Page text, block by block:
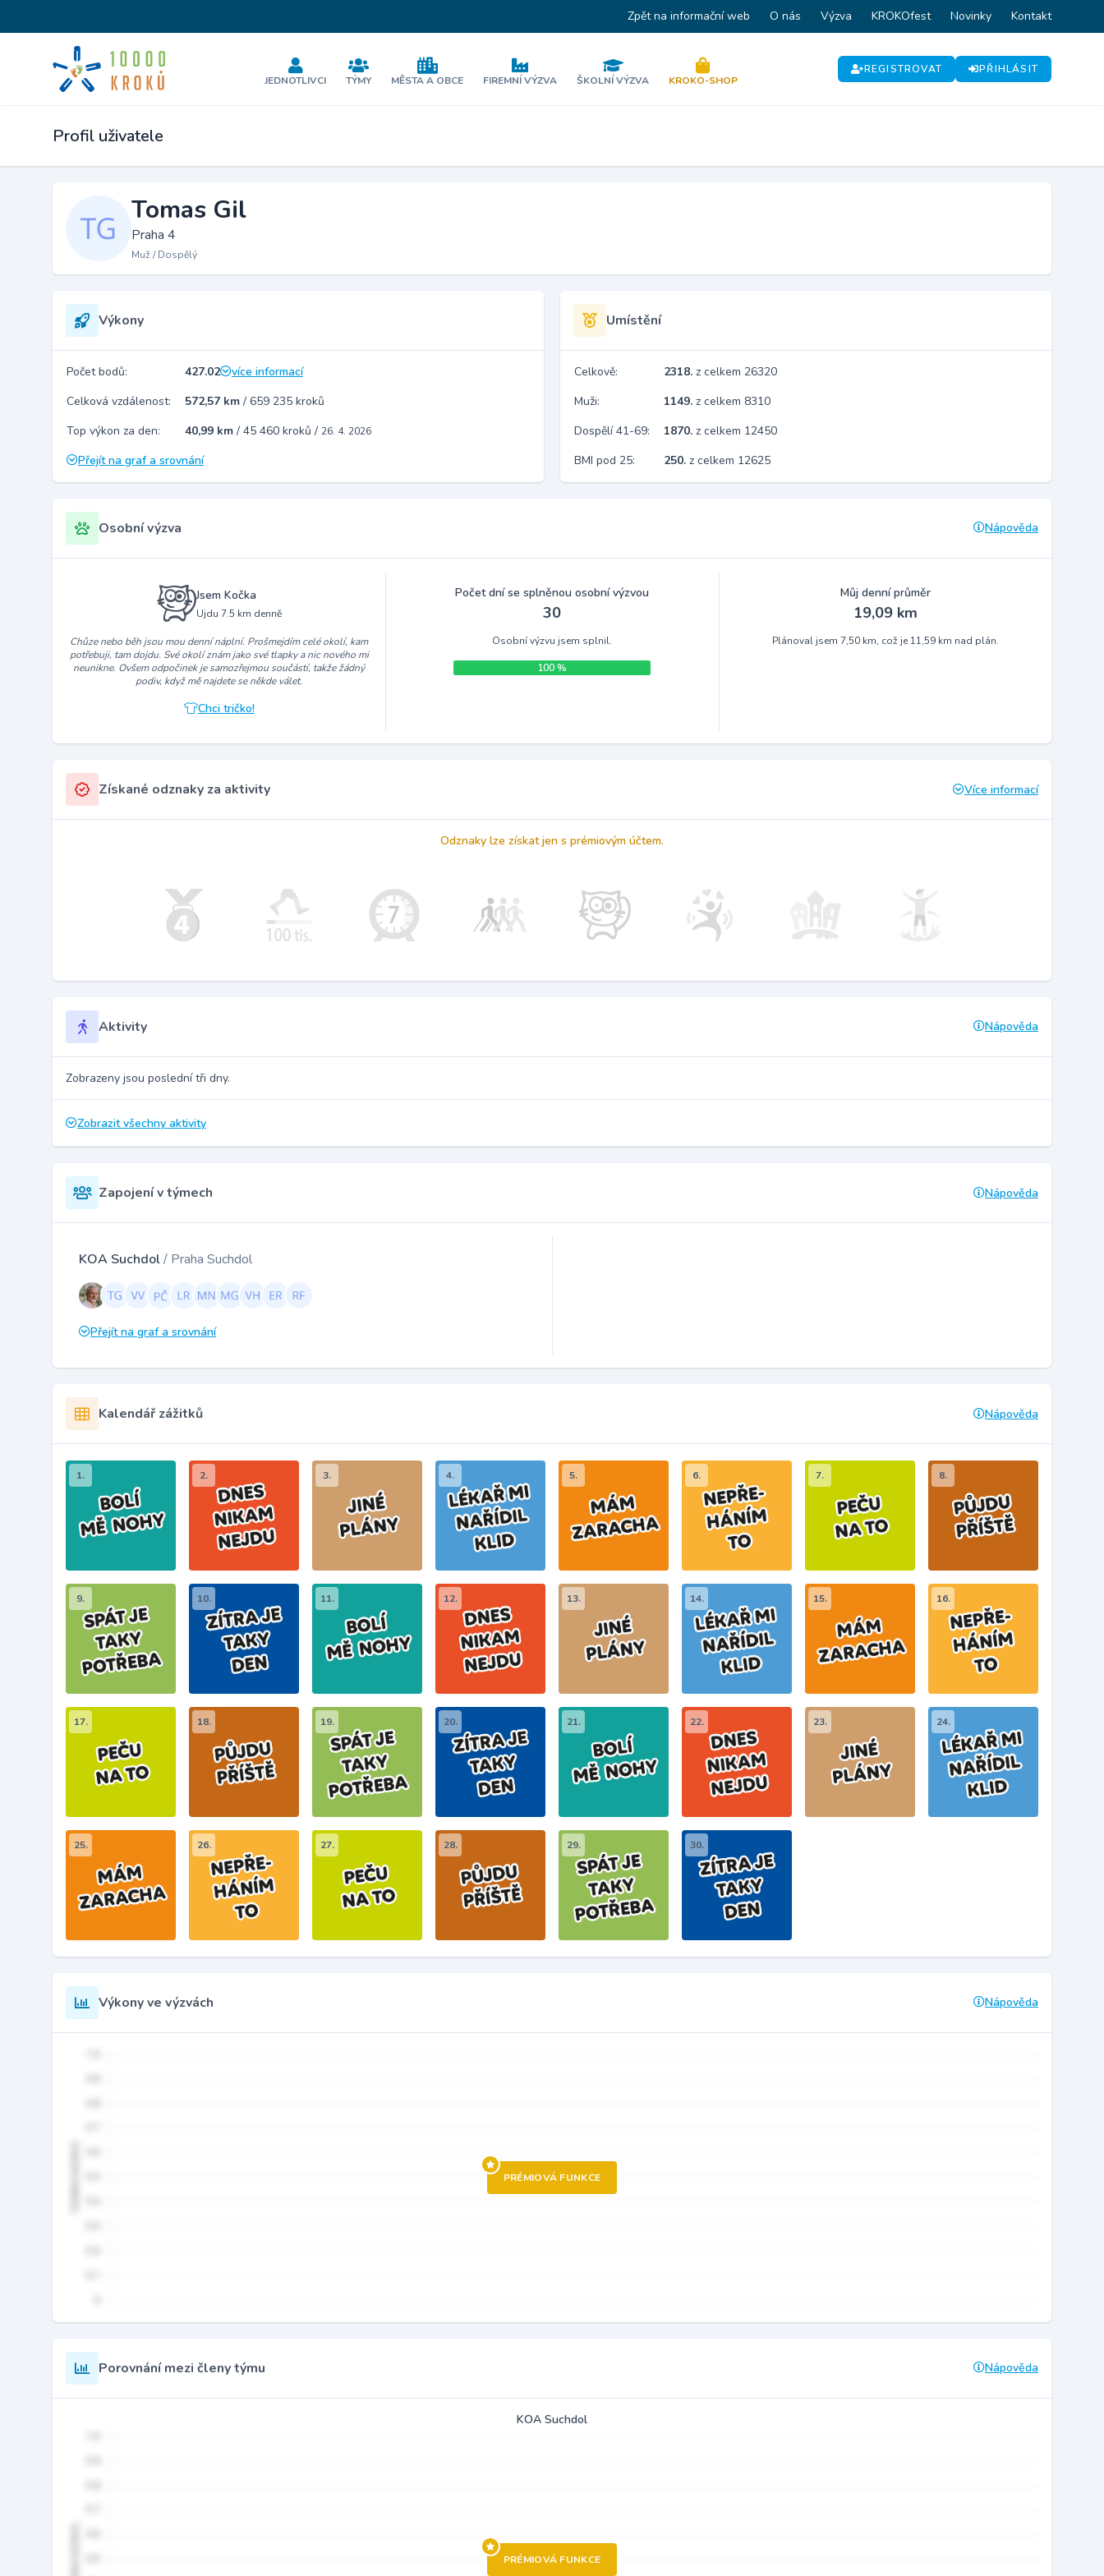
Zpět na informační web O nás Výzva KROKOfest Novinky Kontakt
JEDNOTLIVCI TÝMY MĚSTA A OBCE FIREMNÍ VÝZVA ŠKOLNÍ VÝZVA KROKO-SHOP
REGISTROVAT PŘIHLÁSIT
Profil uživatele
Tomas Gil
Praha 4
Muž / Dospělý
Výkony
Počet bodů: 427.02
více informací
Celková vzdálenost:
572,57 km / 659 235 kroků
Top výkon za den:
40,99 km / 45 460 kroků / 26. 4. 2026
Přejít na graf a srovnání
Umístění
Celkově: 2318. z celkem 26320
Muži:
1149. z celkem 8310
Dospělí 41-69:
1870. z celkem 12450
BMI pod 25:
250. z celkem 12625
Osobní výzva Nápověda
Jsem Kočka
Ujdu 7.5 km denně
Chůze nebo běh jsou mou denní náplní. Prošmejdím celé okolí, kam
potřebuji, tam dojdu. Své okolí znám jako své tlapky a nic nového mi
neunikne. Ovšem odpočinek je samozřejmou součástí, takže žádný
podiv, když mě najdete se někde válet.
Chci tričko!
Počet dní se splněnou osobní výzvou
30
Osobní výzvu jsem splnil.
100 %
Můj denní průměr
19,09 km
Plánoval jsem 7,50 km, což je 11,59 km nad plán.
Získané odznaky za aktivity Více informací
Odznaky lze získat jen s prémiovým účtem.
Aktivity Nápověda
Zobrazeny jsou poslední tři dny.
Zobrazit všechny aktivity
Zapojení v týmech Nápověda
KOA Suchdol/ Praha Suchdol
Přejít na graf a srovnání
Kalendář zážitků Nápověda
1. 2. 3. 4. 5. 6. 7. 8.
9. 10. 11. 12. 13. 14. 15. 16.
17. 18. 19. 20. 21. 22. 23. 24.
25. 26. 27. 28. 29. 30.
Výkony ve výzvách Nápověda
PRÉMIOVÁ FUNKCE
Porovnání mezi členy týmu Nápověda
KOA Suchdol
PRÉMIOVÁ FUNKCE